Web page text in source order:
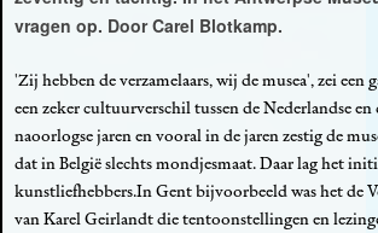
vragen op. Door Carel Blotkamp.
'Zij hebben de verzamelaars, wij de musea', zei een
een zeker cultuurverschil tussen de Nederlandse
naoorlogse jaren en vooral in de jaren zestig de
dat in België slechts mondjesmaat. Daar lag het
kunstliefhebbers.In Gent bijvoorbeeld was het de
van Karel Geirlandt die tentoonstellingen en